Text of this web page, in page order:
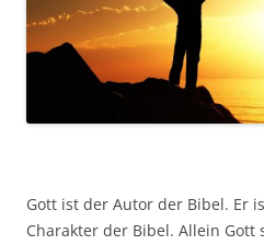
Gott ist der Autor der Bibel. Er
Charakter der Bibel. Allein